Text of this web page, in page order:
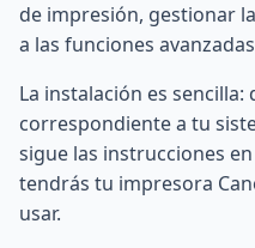
de impresión, gestionar
a las funciones
La instalación es sencilla:
correspondiente a tu
sigue las instrucciones
tendrás tu impresora
usar.